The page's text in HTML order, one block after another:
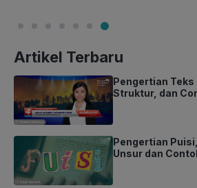
Artikel Terbaru
Pengertian Teks
Struktur, dan
Pengertian
Unsur dan